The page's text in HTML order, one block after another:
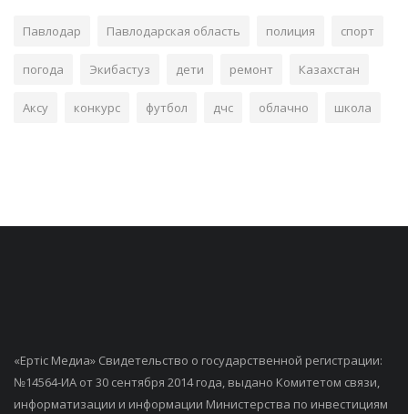
Павлодар Павлодарская область полиция спорт
погода Экибастуз дети ремонт Казахстан
Аксу конкурс футбол дчс облачно школа
«Ертiс Медиа» Свидетельство о государственной регистрации:
№14564-ИА от 30 сентября 2014 года, выдано Комитетом связи,
информатизации и информации Министерства по инвестициям